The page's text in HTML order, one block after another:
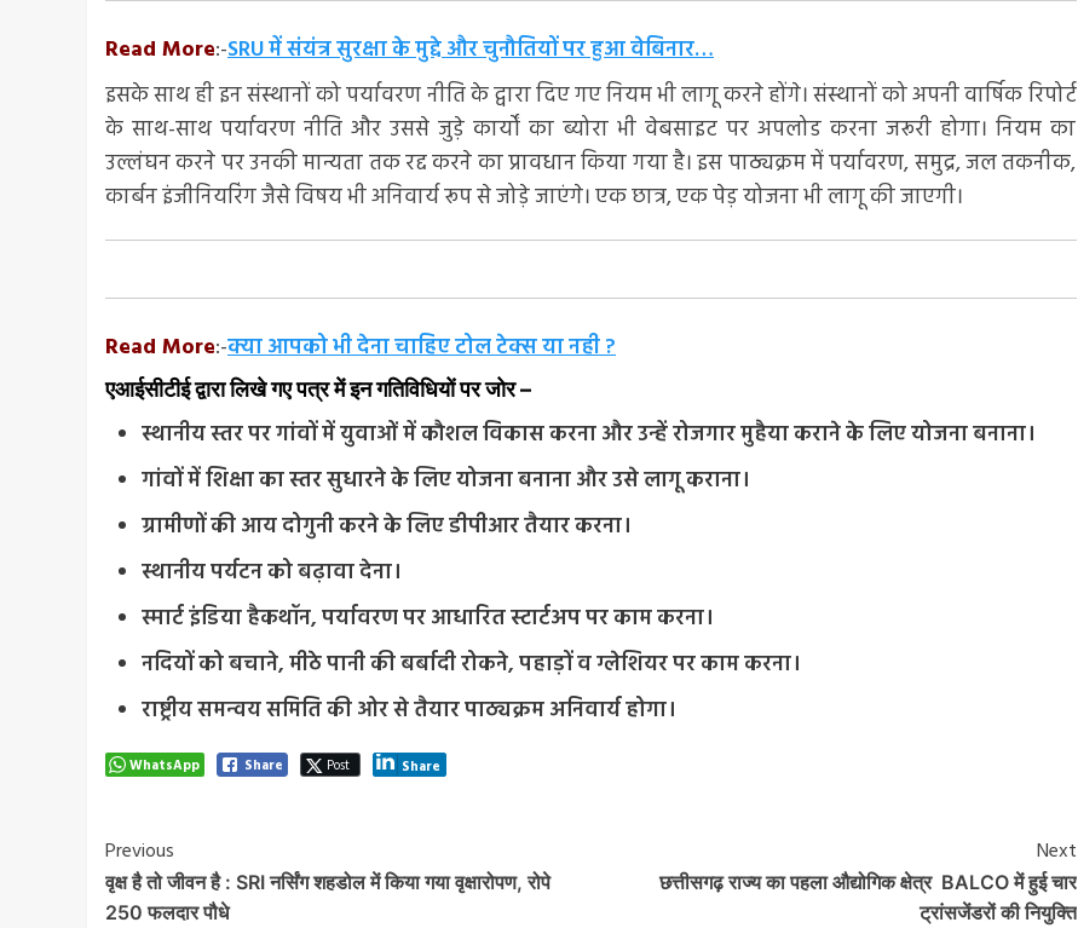
Read More:-SRU में संयंत्र सुरक्षा के मुद्दे और चुनौतियों पर हुआ वेबिनार…
इसके साथ ही इन संस्थानों को पर्यावरण नीति के द्वारा दिए गए नियम भी लागू करने होंगे। संस्थानों को अपनी वार्षिक रिपोर्ट
के साथ-साथ पर्यावरण नीति और उससे जुड़े कार्यों का ब्योरा भी वेबसाइट पर अपलोड करना जरूरी होगा। नियम का
उल्लंघन करने पर उनकी मान्यता तक रद्द करने का प्रावधान किया गया है। इस पाठ्यक्रम में पर्यावरण, समुद्र, जल तकनीक,
कार्बन इंजीनियरिंग जैसे विषय भी अनिवार्य रूप से जोड़े जाएंगे। एक छात्र, एक पेड़ योजना भी लागू की जाएगी।
Read More:-क्या आपको भी देना चाहिए टोल टेक्स या नही ?
एआईसीटीई द्वारा लिखे गए पत्र में इन गतिविधियों पर जोर –
स्थानीय स्तर पर गांवों में युवाओं में कौशल विकास करना और उन्हें रोजगार मुहैया कराने के लिए योजना बनाना।
गांवों में शिक्षा का स्तर सुधारने के लिए योजना बनाना और उसे लागू कराना।
ग्रामीणों की आय दोगुनी करने के लिए डीपीआर तैयार करना।
स्थानीय पर्यटन को बढ़ावा देना।
स्मार्ट इंडिया हैकथॉन, पर्यावरण पर आधारित स्टार्टअप पर काम करना।
नदियों को बचाने, मीठे पानी की बर्बादी रोकने, पहाड़ों व ग्लेशियर पर काम करना।
राष्ट्रीय समन्वय समिति की ओर से तैयार पाठ्यक्रम अनिवार्य होगा।
WhatsApp Share Post Share
Post
Navigation
Previous
वृक्ष है तो जीवन है : SRI नर्सिंग शहडोल में किया गया वृक्षारोपण, रोपे
250 फलदार पौधे
Next
छत्तीसगढ़ राज्य का पहला औद्योगिक क्षेत्र BALCO में हुई चार
ट्रांसजेंडरों की नियुक्ति